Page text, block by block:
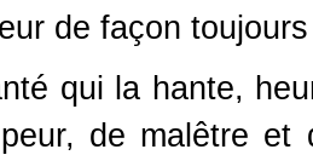
de façon
qui la hante,
de malêtre et